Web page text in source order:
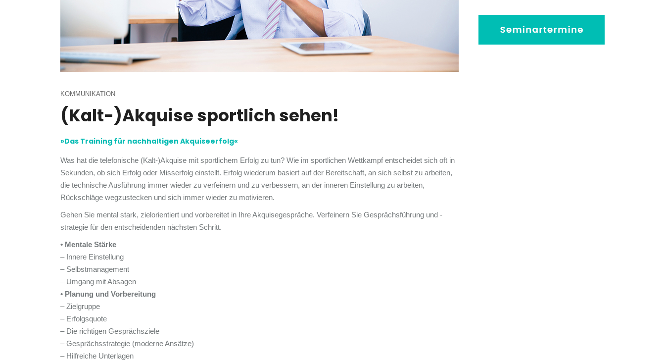
KOMMUNIKATION
(Kalt-)Akquise sportlich sehen!
»Das Training für nachhaltigen Akquiseerfolg«
Was hat die telefonische (Kalt-)Akquise mit sportlichem Erfolg zu tun? Wie im sportlichen Wettkampf entscheidet sich oft in
Sekunden, ob sich Erfolg oder Misserfolg einstellt. Erfolg wiederum basiert auf der Bereitschaft, an sich selbst zu arbeiten,
die technische Ausführung immer wieder zu verfeinern und zu verbessern, an der inneren Einstellung zu arbeiten,
Rückschläge wegzustecken und sich immer wieder zu motivieren.
Gehen Sie mental stark, zielorientiert und vorbereitet in Ihre Akquisegespräche. Verfeinern Sie Gesprächsführung und -
strategie für den entscheidenden nächsten Schritt.
• Mentale Stärke
– Innere Einstellung
– Selbstmanagement
– Umgang mit Absagen
• Planung und Vorbereitung
– Zielgruppe
– Erfolgsquote
– Die richtigen Gesprächsziele
– Gesprächsstrategie (moderne Ansätze)
– Hilfreiche Unterlagen